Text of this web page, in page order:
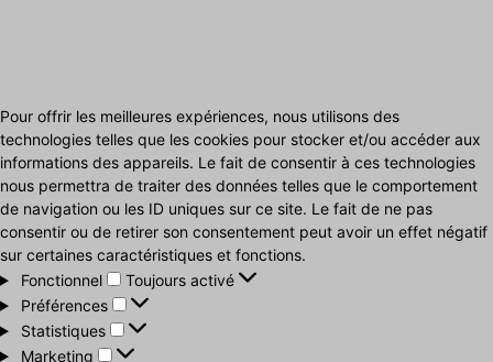
Pour offrir les meilleures expériences, nous utilisons des
technologies telles que les cookies pour stocker et/ou accéder aux
informations des appareils. Le fait de consentir à ces technologies
nous permettra de traiter des données telles que le comportement
de navigation ou les ID uniques sur ce site. Le fait de ne pas
consentir ou de retirer son consentement peut avoir un effet négatif
sur certaines caractéristiques et fonctions.
Fonctionnel
Fonctionnel
Toujours activé
Préférences
Préférences
Statistiques
Statistiques
Marketing
Marketing